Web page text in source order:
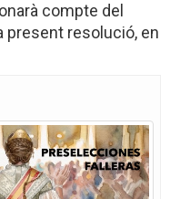
compte del
present resolució, en